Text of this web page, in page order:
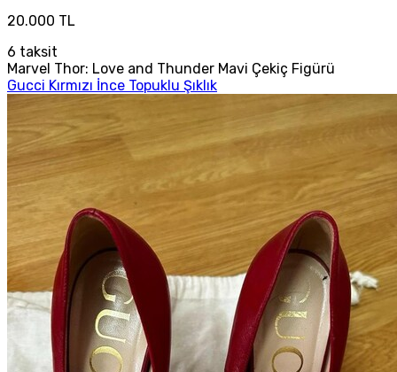
20.000 TL
6 taksit
Marvel Thor: Love and Thunder Mavi Çekiç Figürü
Gucci Kırmızı İnce Topuklu Şıklık